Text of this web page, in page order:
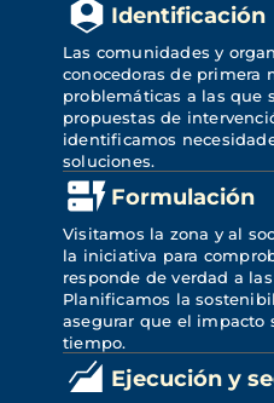
Identificación
Las comunidades y
conocedoras de primera
problemáticas a las que
propuestas de
identificamos
soluciones.
Formulación
Visitamos la zona y al
la iniciativa para
responde de verdad a
Planificamos la
asegurar que el impacto
tiempo.
Ejecución y